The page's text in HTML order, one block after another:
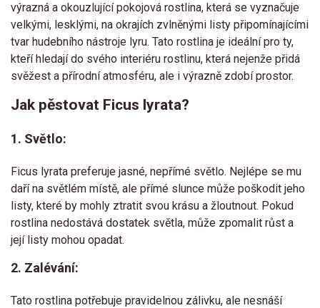
výrazná a okouzlující pokojová rostlina, která se vyznačuje
velkými, lesklými, na okrajích zvlněnými listy připomínajícími
tvar hudebního nástroje lyru. Tato rostlina je ideální pro ty,
kteří hledají do svého interiéru rostlinu, která nejenže přidá
svěžest a přírodní atmosféru, ale i výrazně zdobí prostor.
Jak pěstovat Ficus lyrata?
1. Světlo:
Ficus lyrata preferuje jasné, nepřímé světlo. Nejlépe se mu
daří na světlém místě, ale přímé slunce může poškodit jeho
listy, které by mohly ztratit svou krásu a žloutnout. Pokud
rostlina nedostává dostatek světla, může zpomalit růst a
její listy mohou opadat.
2. Zalévání:
Tato rostlina potřebuje pravidelnou zálivku, ale nesnáší